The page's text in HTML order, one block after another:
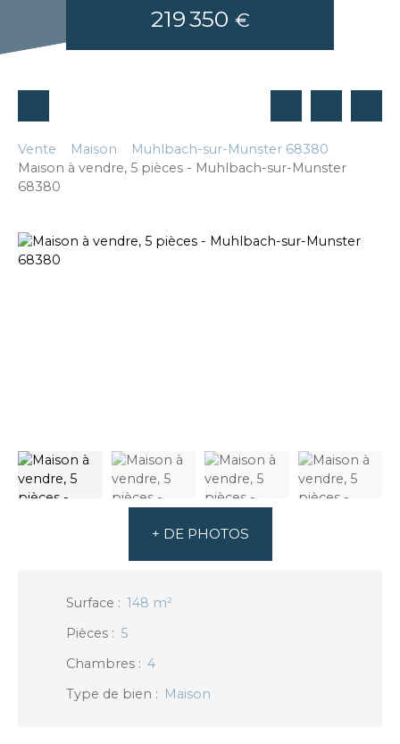
219 350 €
Vente Maison
Muhlbach-sur-Munster 68380
Maison à vendre, 5 pièces - Muhlbach-sur-Munster
68380
+ DE PHOTOS
Surface : 148 m²
Pièces : 5
Chambres : 4
Type de bien : Maison